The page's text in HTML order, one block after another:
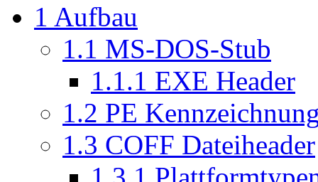
1 Aufbau
1.1 MS-DOS-Stub
1.1.1 EXE Header
1.2 PE
1.3 COFF Dateiheader